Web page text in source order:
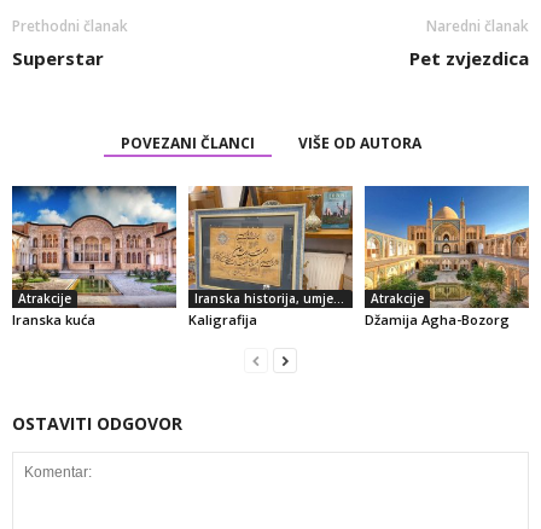
Prethodni članak
Superstar
Naredni članak
Pet zvjezdica
POVEZANI ČLANCI VIŠE OD AUTORA
Atrakcije
Iranska kuća
Iranska historija, umjetnost i kultura
Kaligrafija
Atrakcije
Džamija Agha-Bozorg
OSTAVITI ODGOVOR